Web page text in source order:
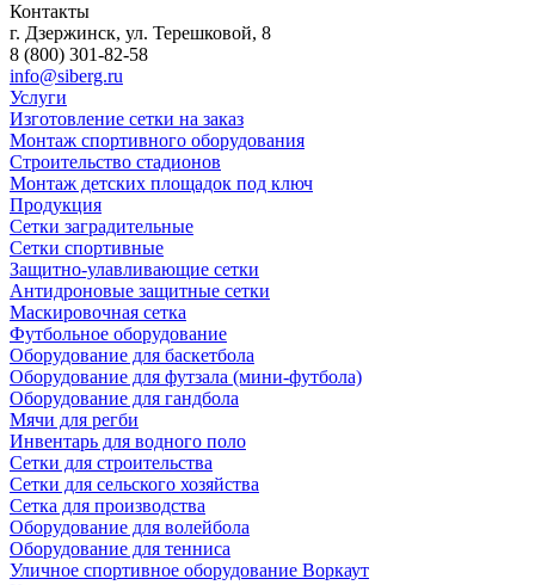
Контакты
г. Дзержинск, ул. Терешковой, 8
8 (800) 301-82-58
info@siberg.ru
Услуги
Изготовление сетки на заказ
Монтаж спортивного оборудования
Строительство стадионов
Монтаж детских площадок под ключ
Продукция
Сетки заградительные
Сетки спортивные
Защитно-улавливающие сетки
Антидроновые защитные сетки
Маскировочная сетка
Футбольное оборудование
Оборудование для баскетбола
Оборудование для футзала (мини-футбола)
Оборудование для гандбола
Мячи для регби
Инвентарь для водного поло
Сетки для строительства
Сетки для сельского хозяйства
Сетка для производства
Оборудование для волейбола
Оборудование для тенниса
Уличное спортивное оборудование Воркаут